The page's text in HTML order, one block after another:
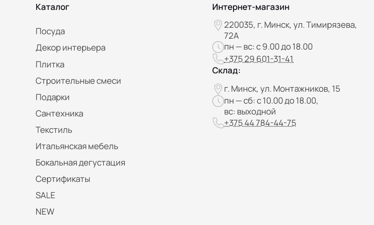
Каталог
Посуда
Декор интерьера
Плитка
Строительные смеси
Подарки
Сантехника
Текстиль
Итальянская мебель
Бокальная дегустация
Сертификаты
SALE
NEW
Интернет-магазин
220035, г. Минск, ул. Тимирязева,
72А
пн — вс: с 9.00 до 18.00
+375 29 601-31-41
Склад:
г. Минск, ул. Монтажников, 15
пн — сб: с 10.00 до 18.00,
вс: выходной
+375 44 784-44-75